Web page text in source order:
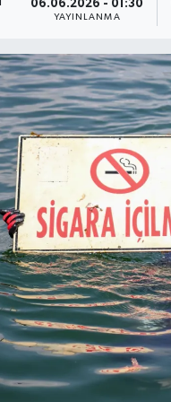
06.06.2026 - 01:30
YAYINLANMA